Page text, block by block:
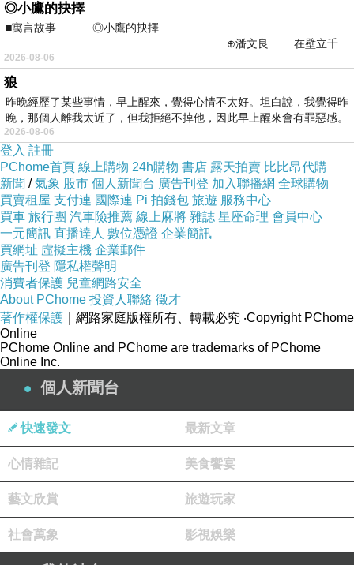
他其實早在無量無數劫以前就已經成佛了，這叫做久遠實
成的佛。佛陀的壽命是無限的，永遠都不會消失。引用聖
嚴法師的說明:佛陀的壽命是無限指的是(法身，也就是自
受用報身；他是自性身，是自性的清淨功德莊嚴身，是無
窮無盡、無始無終的。我們也有法身，但是因為愚癡、煩
惱重，所以被障覆而看不到。而我們說佛是無量的，即是
指自受用報身。)而這部分的重點是開迹顯本，就是把佛陀
表面上的足跡打開，顯示出他真實的、永恆的根本。
這「迹門」和「本門」的劃分，是讓我理解《法華經》的
重要關鍵，幫助我從佛陀的教學方法，深入到佛陀的真實
身份和生命的終極實相。
三、《法華經》裡最重要的教義是什麼？
《法華經》之所以被稱為「經中之王」，就是因為它提出
了幾個非常革命性的觀念
1. {}「一佛乘」{}>所有道路都通往成佛:這是《法華經》最
核心的思想。它說佛陀以前教導的聲聞乘、緣覺乘和菩薩
乘，這三乘，並不是各自獨立、最終的解脫方法。它們其
實是佛陀為了適應不同根性的人（就像因材施教），才設
立的「權巧方便」法門。《法華經》的目標是「會三歸
一」，也就是說，這三條看似不同的路，最終都匯歸到一
個真實、究竟的目標~那就是成就佛道。
{}「十方佛土中，唯有一乘法，無二亦無三，除佛方便
法。這就像佛陀用了「火宅喻」來解釋一個富有的長者家
裡失火了，孩子們卻還在裡面玩耍。長者為了把孩子們救
出來，就騙他們說外面有羊車、鹿車、牛車這比喻「三
乘」等玩具車。孩子們聽了就趕快跑出來，等他們安全
了，長者卻給了每個孩子一輛更大、更豪華的「大白牛
車」這就比喻「一佛乘」。所以，三乘是吸引大家出來的
誘餌，一佛乘才是佛陀真正要給我們的。
{}「方便法門」{}>佛陀慈悲的教學藝術，這個「方便法
◎小鷹的抉擇
■寓言故事 ◎小鷹的抉擇
⊕潘文良 在壁立千
仞的懸崖上，有一座遮天蔽
2026-08-06
狼
昨晚經歷了某些事情，早上醒來，覺得心情不太好。坦白說，我覺得昨
晚，那個人離我太近了，但我拒絕不掉他，因此早上醒來會有罪惡感。
2026-08-06
登入 註冊
PChome首頁 線上購物 24h購物 書店 露天拍賣 比比昂代購
新聞 /氣象 股市 個人新聞台 廣告刊登 加入聯播網 全球購物
買賣租屋 支付連 國際連 Pi 拍錢包 旅遊 服務中心
買車 旅行團 汽車險推薦 線上麻將 雜誌 星座命理 會員中心
一元簡訊 直播達人 數位憑證 企業簡訊
買網址 虛擬主機 企業郵件
廣告刊登 隱私權聲明
消費者保護 兒童網路安全
About PChome 投資人聯絡 徵才
著作權保護 ｜網路家庭版權所有、轉載必究 ‧Copyright PChome
Online
PChome Online and PChome are trademarks of PChome
Online Inc.
個人新聞台
快速發文 最新文章
心情雜記 美食饗宴
藝文欣賞 旅遊玩家
社會萬象 影視娛樂